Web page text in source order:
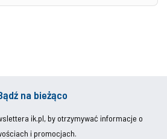
na bieżąco
ik.pl, by otrzymywać informacje o
i promocjach.